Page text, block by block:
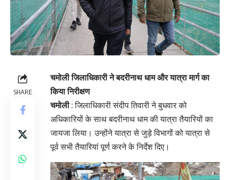
SHARE
चमोली जिलाधिकारी ने बदरीनाथ धाम और यात्रा मार्ग का
किया निरीक्षण
चमोली: जिलाधिकारी संदीप तिवारी ने बुधवार को
अधिकारियों के साथ बदरीनाथ धाम की यात्रा तैयारियों का
जायजा लिया। उन्होंने यात्रा से जुड़े विभागों को यात्रा से
पूर्व सभी तैयारियां पूर्ण करने के निर्देश दिए।